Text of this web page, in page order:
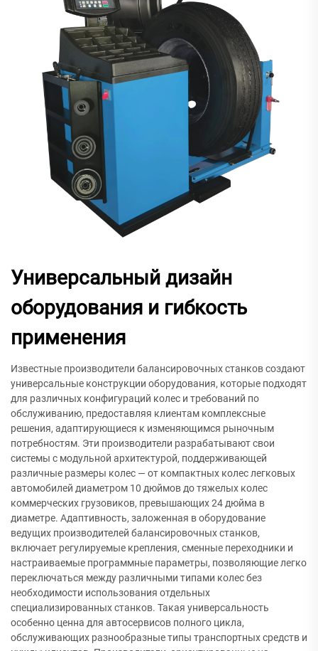
Универсальный дизайн
оборудования и гибкость
применения
Известные производители балансировочных станков создают
универсальные конструкции оборудования, которые подходят
для различных конфигураций колес и требований по
обслуживанию, предоставляя клиентам комплексные
решения, адаптирующиеся к изменяющимся рыночным
потребностям. Эти производители разрабатывают свои
системы с модульной архитектурой, поддерживающей
различные размеры колес — от компактных колес легковых
автомобилей диаметром 10 дюймов до тяжелых колес
коммерческих грузовиков, превышающих 24 дюйма в
диаметре. Адаптивность, заложенная в оборудование
ведущих производителей балансировочных станков,
включает регулируемые крепления, сменные переходники и
настраиваемые программные параметры, позволяющие легко
переключаться между различными типами колес без
необходимости использования отдельных
специализированных станков. Такая универсальность
особенно ценна для автосервисов полного цикла,
обслуживающих разнообразные типы транспортных средств и